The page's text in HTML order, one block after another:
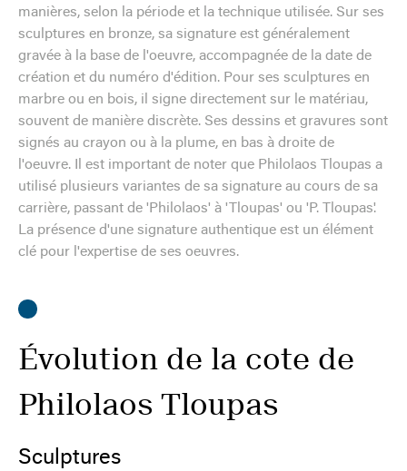
manières, selon la période et la technique utilisée. Sur ses
sculptures en bronze, sa signature est généralement
gravée à la base de l'oeuvre, accompagnée de la date de
création et du numéro d'édition. Pour ses sculptures en
marbre ou en bois, il signe directement sur le matériau,
souvent de manière discrète. Ses dessins et gravures sont
signés au crayon ou à la plume, en bas à droite de
l'oeuvre. Il est important de noter que Philolaos Tloupas a
utilisé plusieurs variantes de sa signature au cours de sa
carrière, passant de 'Philolaos' à 'Tloupas' ou 'P. Tloupas'.
La présence d'une signature authentique est un élément
clé pour l'expertise de ses oeuvres.
Évolution de la cote de
Philolaos Tloupas
Sculptures